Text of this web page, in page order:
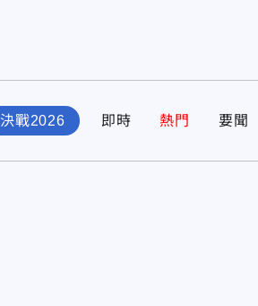
決戰2026 即時 熱門 要聞